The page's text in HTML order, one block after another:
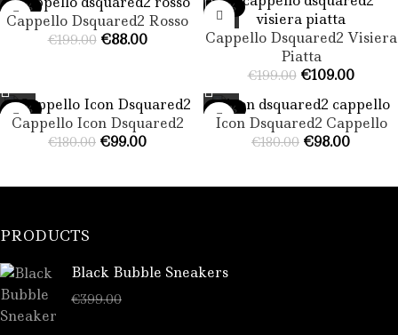
-56%
Cappello Dsquared2 Rosso
€199.00 €88.00
-45%
Cappello Dsquared2 Visiera
Piatta​
€199.00 €109.00
-45%
Cappello Icon Dsquared2
€180.00 €99.00
-46%
Icon Dsquared2 Cappello​
€180.00 €98.00
PRODUCTS
Black Bubble Sneakers
€399.00